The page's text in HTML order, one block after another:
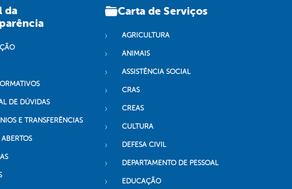
da
DE DÚVIDAS
E TRANSFERÊNCIAS
Carta de Serviços
AGRICULTURA
ANIMAIS
ASSISTÊNCIA SOCIAL
CRAS
CREAS
CULTURA
DEFESA CIVIL
DEPARTAMENTO DE PESSOAL
EDUCAÇÃO